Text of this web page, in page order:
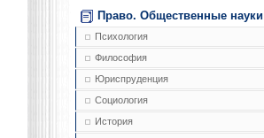
Право. Общественные науки
Психология
Философия
Юриспруденция
Социология
История